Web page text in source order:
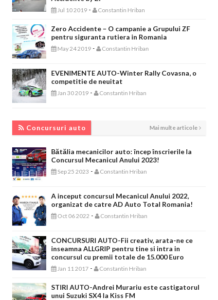
Jul 10 2019 - Constantin Hriban
Zero Accidente – O campanie a Grupului ZF
pentru siguranta rutiera in Romania
May 24 2019 - Constantin Hriban
EVENIMENTE AUTO-Winter Rally Covasna, o
competitie de neuitat
Jan 30 2019 - Constantin Hriban
Concursuri auto Mai multe articole
Bătălia mecanicilor auto: încep înscrierile la
Concursul Mecanicul Anului 2023!
Sep 25 2023 - Constantin Hriban
A inceput concursul Mecanicul Anului 2022,
organizat de catre AD Auto Total Romania!
Oct 06 2022 - Constantin Hriban
CONCURSURI AUTO-Fii creativ, arata-ne ce
inseamna ALLGRIP pentru tine si intra in
concursul cu premii totale de 15.000 Euro
Jan 11 2017 - Constantin Hriban
STIRI AUTO-Andrei Murariu este castigatorul
unui Suzuki SX4 la Kiss FM